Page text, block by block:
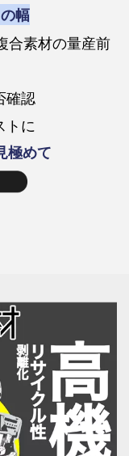
幅
合素材の量産前
確認
トに
極めて